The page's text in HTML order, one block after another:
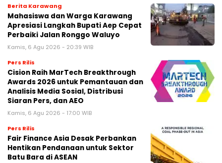
Berita Karawang
Mahasiswa dan Warga Karawang
Apresiasi Langkah Bupati Aep Cepat
Perbaiki Jalan Ronggo Waluyo
Kamis, 6 Agu 2026 - 20:39 WIB
Pers Rilis
Cision Raih MarTech Breakthrough
Awards 2026 untuk Pemantauan dan
Analisis Media Sosial, Distribusi
Siaran Pers, dan AEO
Kamis, 6 Agu 2026 - 17:00 WIB
Pers Rilis
Fair Finance Asia Desak Perbankan
Hentikan Pendanaan untuk Sektor
Batu Bara di ASEAN